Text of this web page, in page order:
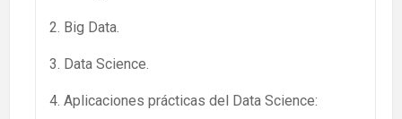
2. Big Data.
3. Data Science.
4. Aplicaciones prácticas del Data Science: